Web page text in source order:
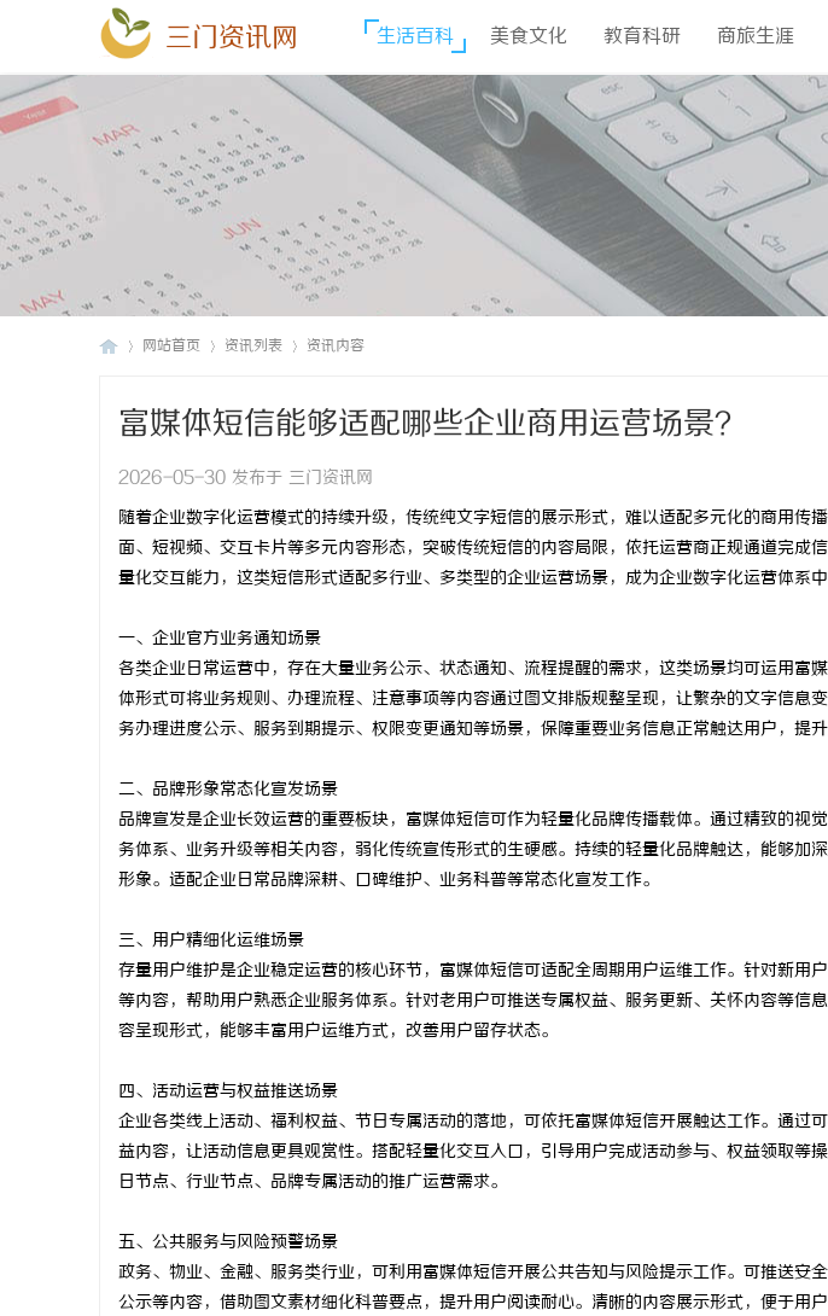
三门资讯网 生活百科 美食文化 教育科研 商旅生涯
网站首页 资讯列表 资讯内容
富媒体短信能够适配哪些企业商用运营场景？
2026-05-30 发布于 三门资讯网
随着企业数字化运营模式的持续升级，传统纯文字短信的展示形式，难以适配多元化的商用传
面、短视频、交互卡片等多元内容形态，突破传统短信的内容局限，依托运营商正规通道完成
量化交互能力，这类短信形式适配多行业、多类型的企业运营场景，成为企业数字化运营体系中
一、企业官方业务通知场景
各类企业日常运营中，存在大量业务公示、状态通知、流程提醒的需求，这类场景均可运用富
体形式可将业务规则、办理流程、注意事项等内容通过图文排版规整呈现，让繁杂的文字信息
务办理进度公示、服务到期提示、权限变更通知等场景，保障重要业务信息正常触达用户，提
二、品牌形象常态化宣发场景
品牌宣发是企业长效运营的重要板块，富媒体短信可作为轻量化品牌传播载体。通过精致的视
务体系、业务升级等相关内容，弱化传统宣传形式的生硬感。持续的轻量化品牌触达，能够加
形象。适配企业日常品牌深耕、口碑维护、业务科普等常态化宣发工作。
三、用户精细化运维场景
存量用户维护是企业稳定运营的核心环节，富媒体短信可适配全周期用户运维工作。针对新用
等内容，帮助用户熟悉企业服务体系。针对老用户可推送专属权益、服务更新、关怀内容等信
容呈现形式，能够丰富用户运维方式，改善用户留存状态。
四、活动运营与权益推送场景
企业各类线上活动、福利权益、节日专属活动的落地，可依托富媒体短信开展触达工作。通过
益内容，让活动信息更具观赏性。搭配轻量化交互入口，引导用户完成活动参与、权益领取等
日节点、行业节点、品牌专属活动的推广运营需求。
五、公共服务与风险预警场景
政务、物业、金融、服务类行业，可利用富媒体短信开展公共告知与风险提示工作。可推送安
公示等内容，借助图文素材细化科普要点，提升用户阅读耐心。清晰的内容展示形式，便于用
贝净 AC 国际医疗实验室，标准化研发体系
全解析